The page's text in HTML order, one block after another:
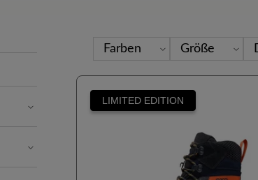
Farben Größe
LIMITED EDITION